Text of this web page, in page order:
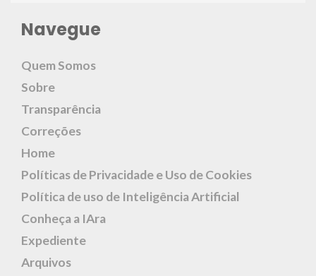
Navegue
Quem Somos
Sobre
Transparência
Correções
Home
Políticas de Privacidade e Uso de Cookies
Política de uso de Inteligência Artificial
Conheça a IAra
Expediente
Arquivos